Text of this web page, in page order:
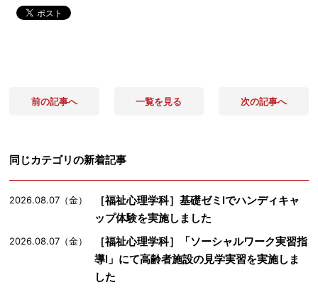
前の記事へ 一覧を見る 次の記事へ
同じカテゴリの新着記事
2026.08.07（金）
［福祉心理学科］基礎ゼミⅠでハンディキャ
ップ体験を実施しました
2026.08.07（金）
［福祉心理学科］「ソーシャルワーク実習指
導Ⅰ」にて高齢者施設の見学実習を実施しま
した